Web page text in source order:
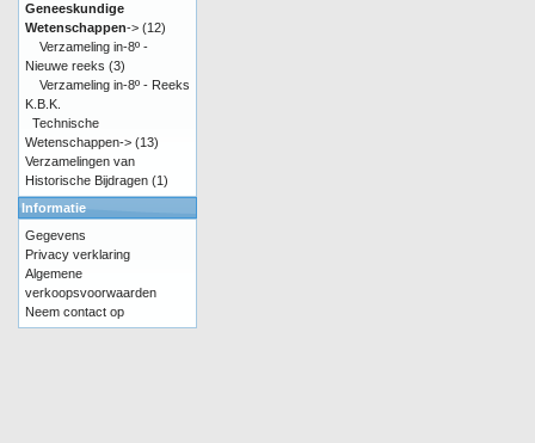
Geneeskundige
Wetenschappen-> (12)
Verzameling in-8º -
Nieuwe reeks (3)
Verzameling in-8º - Reeks
K.B.K.
Technische
Wetenschappen-> (13)
Verzamelingen van
Historische Bijdragen (1)
Informatie
Gegevens
Privacy verklaring
Algemene
verkoopsvoorwaarden
Neem contact op